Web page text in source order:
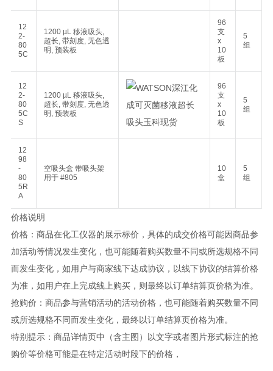
12
2-
80
5C
1200 µL 移液吸头,
超长, 带刻度, 无色透
明, 预装板
96
支
x
10
板
5
组
12
2-
80
5C
S
1200 µL 移液吸头,
超长, 带刻度, 无色透
明, 预装板
96
支
x
10
板
5
组
12
98
-
80
5R
A
空吸头盒 带吸头架
用于 #805
10
盒
5
组
价格说明
价格：商品在化工仪器的展示标价，具体的成交价格可能因商品参
加活动等情况发生变化，也可能随着购买数量不同或所选规格不同
而发生变化，如用户与商家线下达成协议，以线下协议的结算价格
为准，如用户在上完成线上购买，则最终以订单结算页价格为准。
抢购价：商品参与营销活动的活动价格，也可能随着购买数量不同
或所选规格不同而发生变化，最终以订单结算页价格为准。
特别提示：商品详情页中（含主图）以文字或者图片形式标注的抢
购价等价格可能是在特定活动时段下的价格，